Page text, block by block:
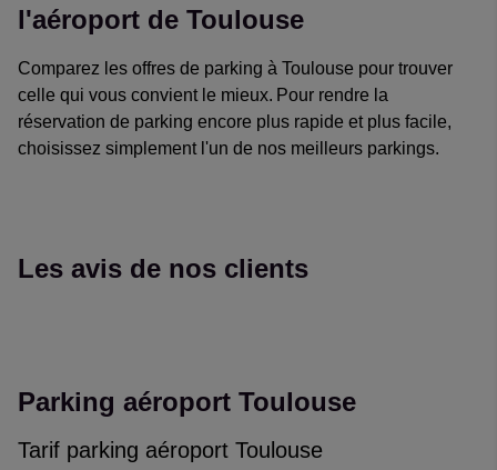
l'aéroport de Toulouse
Comparez les offres de parking à Toulouse pour trouver
celle qui vous convient le mieux. Pour rendre la
réservation de parking encore plus rapide et plus facile,
choisissez simplement l'un de nos meilleurs parkings.
Les avis de nos clients
easy to go to
Rating: 4 / 5
Parking aéroport Toulouse
Tarif parking aéroport Toulouse